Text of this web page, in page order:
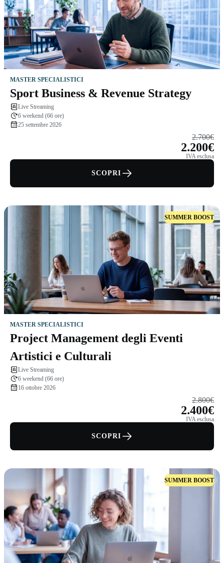
MASTER SPECIALISTICI
Sport Business & Revenue Strategy
Live Streaming
6 weekend (66 ore)
25 settembre 2026
2.700€
2.200€
IVA esclusa
SCOPRI
SUMMER BOOST
MASTER SPECIALISTICI
Project Management degli Eventi
Artistici e Culturali
Live Streaming
6 weekend (66 ore)
16 ottobre 2026
2.800€
2.400€
IVA esclusa
SCOPRI
SUMMER BOOST